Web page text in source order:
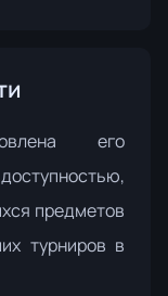
его
предметов
турниров в